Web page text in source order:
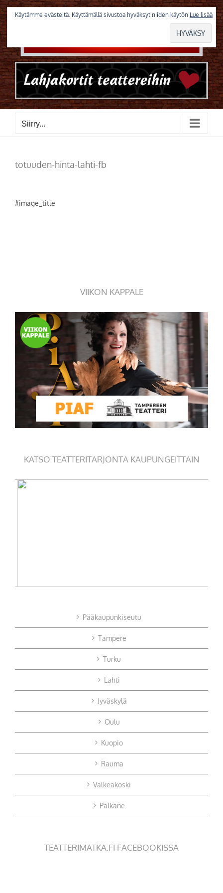
Skip
to
content
Siirry...
totuuden-hinta-lahti-fb
#image_title
VIIKON KAPPALE
KATSO TEATTERITARJONTA KAUPUNGEITTAIN
Pääkaupunkiseutu
Tampere
Turku
Lahti
Jyväskylä
Oulu
Kuopio
Rauma
Valkeakoski
Pälkäne
TEATTERIMATKA.FI FACEBOOKISSA
Käytämme evästeitä. Käyttämällä sivustoa hyväksyt niiden käytön Lue lisää